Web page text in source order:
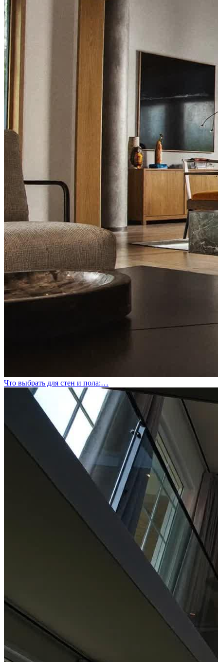
Что выбрать для стен и пола:…